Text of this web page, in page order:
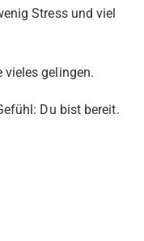
Stress und viel
vieles gelingen.
Du bist bereit.